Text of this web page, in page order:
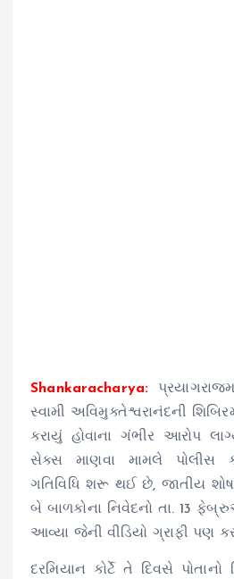
Shankaracharya:
સ્વામી અવિમુક્તેશ્વરાનંદની
કરાયું હોવાના ગંભીર આરોપ
સેક્સ માણવા મામલે પોલીસ
ગતિવિધિ શરૂ થઈ છે, જાતીય
બે બાળકોના નિવેદનો તા. 13
આવ્યા જેની વીડિયો ગ્રાફી પણ
દરમિયાન કોર્ટે તે દિવસે